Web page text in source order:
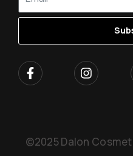
©2025 Dalon